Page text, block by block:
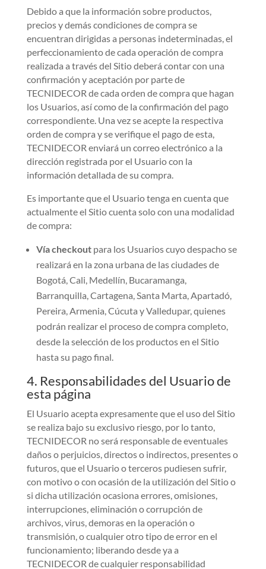
Debido a que la información sobre productos,
precios y demás condiciones de compra se
encuentran dirigidas a personas indeterminadas, el
perfeccionamiento de cada operación de compra
realizada a través del Sitio deberá contar con una
confirmación y aceptación por parte de
TECNIDECOR de cada orden de compra que hagan
los Usuarios, así como de la confirmación del pago
correspondiente. Una vez se acepte la respectiva
orden de compra y se verifique el pago de esta,
TECNIDECOR enviará un correo electrónico a la
dirección registrada por el Usuario con la
información detallada de su compra.
Es importante que el Usuario tenga en cuenta que
actualmente el Sitio cuenta solo con una modalidad
de compra:
Vía checkoutpara los Usuarios cuyo despacho se
realizará en la zona urbana de las ciudades de
Bogotá, Cali, Medellín, Bucaramanga,
Barranquilla, Cartagena, Santa Marta, Apartadó,
Pereira, Armenia, Cúcuta y Valledupar, quienes
podrán realizar el proceso de compra completo,
desde la selección de los productos en el Sitio
hasta su pago final.
4. Responsabilidades del Usuario de
esta página
El Usuario acepta expresamente que el uso del Sitio
se realiza bajo su exclusivo riesgo, por lo tanto,
TECNIDECOR no será responsable de eventuales
daños o perjuicios, directos o indirectos, presentes o
futuros, que el Usuario o terceros pudiesen sufrir,
con motivo o con ocasión de la utilización del Sitio o
si dicha utilización ocasiona errores, omisiones,
interrupciones, eliminación o corrupción de
archivos, virus, demoras en la operación o
transmisión, o cualquier otro tipo de error en el
funcionamiento; liberando desde ya a
TECNIDECOR de cualquier responsabilidad